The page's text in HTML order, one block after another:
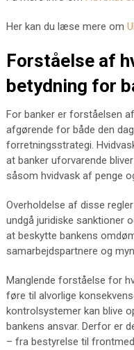
Her kan du læse mere om
Forståelse af
betydning for
For banker er forståelsen
afgørende for både den
forretningsstrategi.
at banker uforvarende
såsom hvidvask af penge
Overholdelse af disse
undgå juridiske sanktioner
at beskytte bankens
samarbejdspartnere og
Manglende forståelse for
føre til alvorlige
kontrolsystemer kan blive
bankens ansvar. Derfor er
– fra bestyrelse til